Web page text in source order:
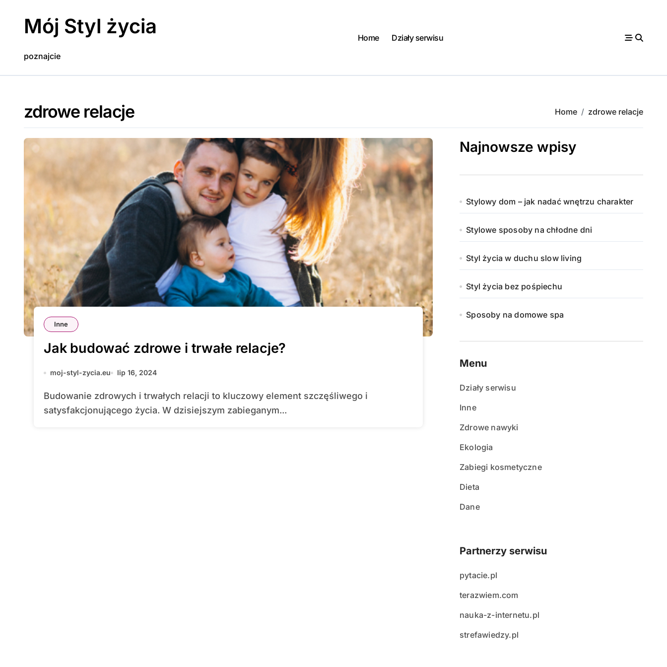
Mój Styl życia
poznajcie
Home Działy serwisu
zdrowe relacje Home zdrowe relacje
Inne
Jak budować zdrowe i trwałe relacje?
moj-styl-zycia.eu lip 16, 2024
Budowanie zdrowych i trwałych relacji to kluczowy element szczęśliwego i
satysfakcjonującego życia. W dzisiejszym zabieganym...
Najnowsze wpisy
Stylowy dom – jak nadać wnętrzu charakter
Stylowe sposoby na chłodne dni
Styl życia w duchu slow living
Styl życia bez pośpiechu
Sposoby na domowe spa
Menu
Działy serwisu
Inne
Zdrowe nawyki
Ekologia
Zabiegi kosmetyczne
Dieta
Dane
Partnerzy serwisu
pytacie.pl
terazwiem.com
nauka-z-internetu.pl
strefawiedzy.pl